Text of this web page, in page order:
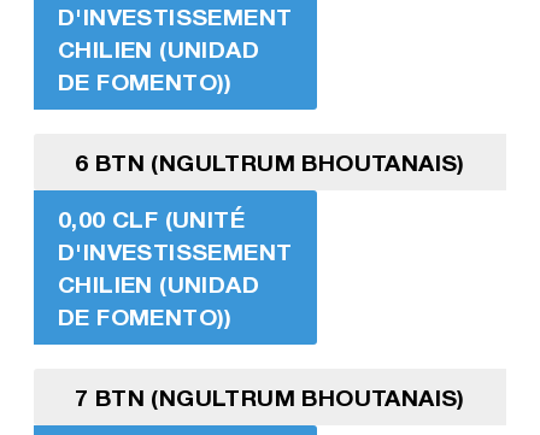
D'INVESTISSEMENT
CHILIEN (UNIDAD
DE FOMENTO))
6 BTN (NGULTRUM BHOUTANAIS)
0,00 CLF (UNITÉ
D'INVESTISSEMENT
CHILIEN (UNIDAD
DE FOMENTO))
7 BTN (NGULTRUM BHOUTANAIS)